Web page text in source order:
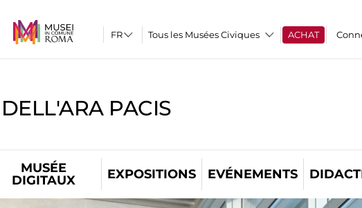
Tous les Musées Civiques ACHAT
PACIS
MUSÉE
DIGITAUX
EXPOSITIONS EVÉNEMENTS